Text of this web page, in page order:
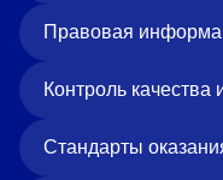
Правовая
Контроль
Стандарты